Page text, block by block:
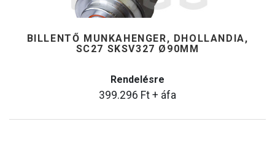
BILLENTŐ MUNKAHENGER, DHOLLANDIA,
SC27 SKSV327 Ø90MM
Rendelésre
399.296 Ft + áfa